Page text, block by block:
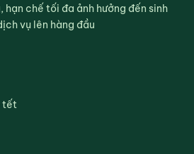
hạn chế tối đa ảnh hưởng đến sinh
vụ lên hàng đầu
tết